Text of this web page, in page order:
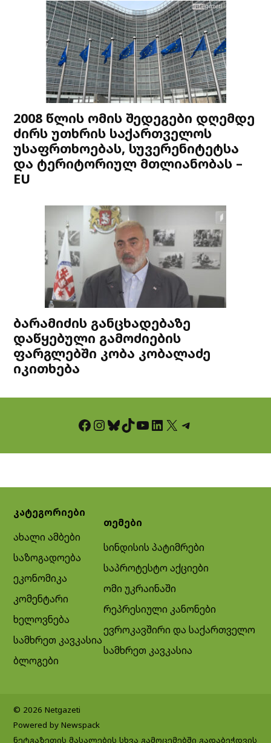
2008 წლის ომის შედეგები დღემდე
ძირს უთხრის საქართველოს
უსაფრთხოებას, სუვერენიტეტსა
და ტერიტორიულ მთლიანობას –
EU
ბარამიძის განცხადებაზე
დაწყებული გამოძიების
ფარგლებში კობა კობალაძე
იკითხება
Facebook InstagramBluesky TikTok YouTube LinkedIn X Telegram
კატეგორიები
ახალი ამბები
საზოგადოება
ეკონომიკა
კომენტარი
ხელოვნება
სამხრეთ კავკასია
ბლოგები
თემები
სინდისის პატიმრები
საპროტესტო აქციები
ომი უკრაინაში
რეპრესიული კანონები
ევროკავშირი და საქართველო
სამხრეთ კავკასია
© 2026 Netgazeti
Powered by Newspack
ნეტგაზეთის მასალების სხვა გამოცემებში გადაბეჭდვის